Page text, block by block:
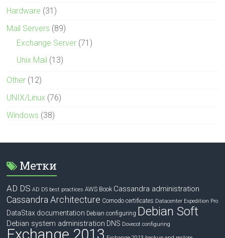
Hardware (31)
Mail Servers (89)
Exchange Server (71)
Unix Mail (13)
Other (12)
UNIX/Linux (76)
Windows (38)
Метки
AD DS AD DS best practices AWS Book Cassandra administration
Cassandra Architecture Comodo certificates Datacenter Expedition Pro
DataStax documentation Debian configuring Debian Soft
Debian system administration DNS Dovecot configuring